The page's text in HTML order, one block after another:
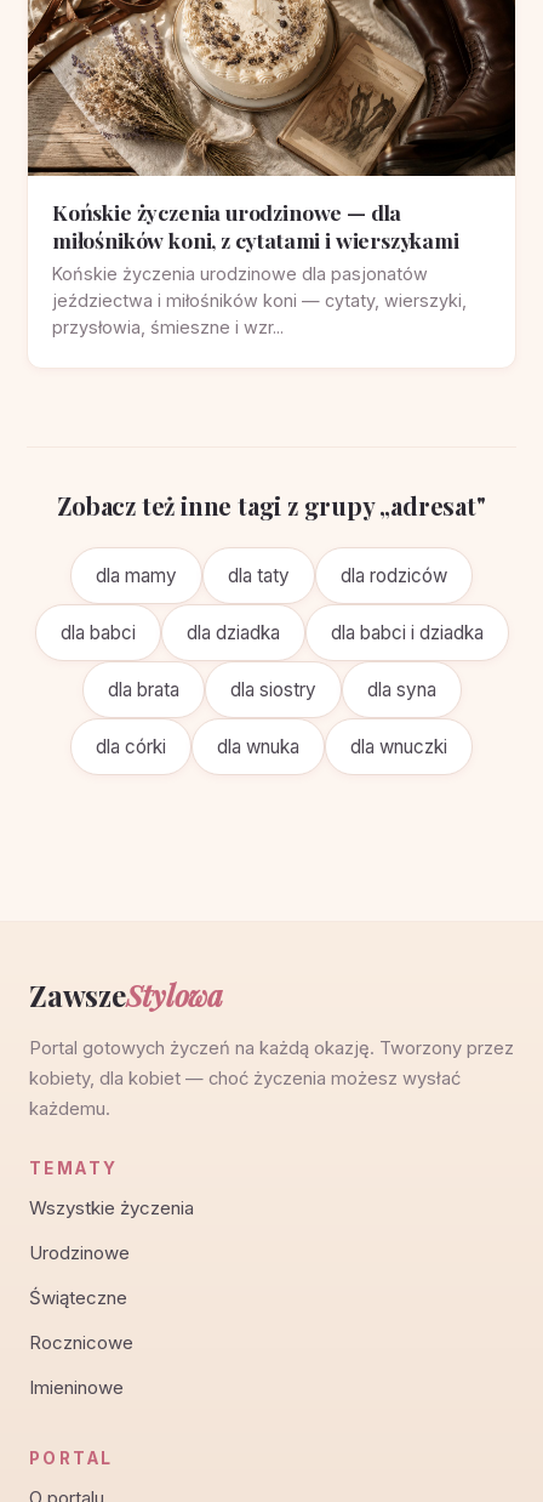
Końskie życzenia urodzinowe — dla
miłośników koni, z cytatami i wierszykami
Końskie życzenia urodzinowe dla pasjonatów
jeździectwa i miłośników koni — cytaty, wierszyki,
przysłowia, śmieszne i wzr...
Zobacz też inne tagi z grupy „adresat"
dla mamy dla taty dla rodziców
dla babci dla dziadka dla babci i dziadka
dla brata dla siostry dla syna
dla córki dla wnuka dla wnuczki
ZawszeStylowa
Portal gotowych życzeń na każdą okazję. Tworzony przez
kobiety, dla kobiet — choć życzenia możesz wysłać
każdemu.
TEMATY
Wszystkie życzenia
Urodzinowe
Świąteczne
Rocznicowe
Imieninowe
PORTAL